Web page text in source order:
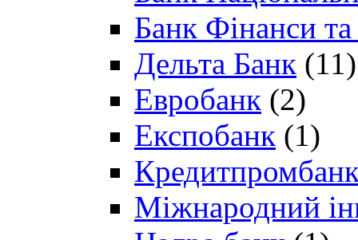
Банк Фінанси
Дельта Банк (11)
Евробанк (2)
Експобанк (1)
Міжнародний